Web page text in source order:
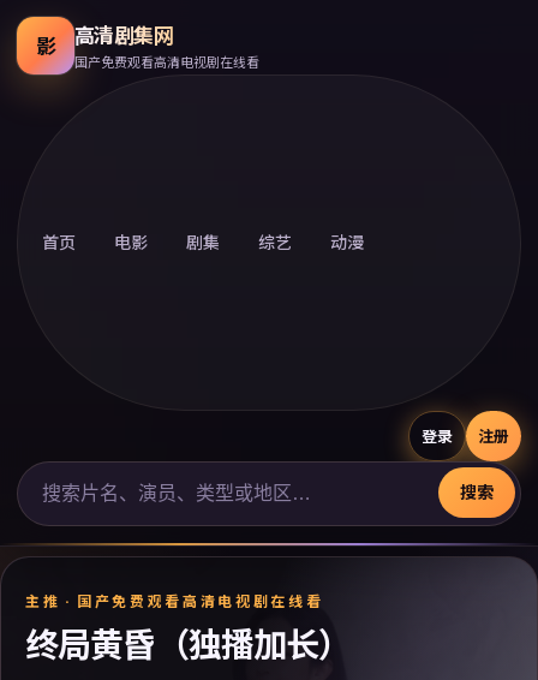
影 高清剧集网
国产免费观看高清电视剧在线看
首页 电影 剧集 综艺 动漫
登录 注册
搜索
主推 · 国产免费观看高清电视剧在线看
终局黄昏（独播加长）